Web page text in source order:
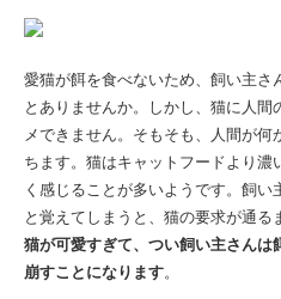
愛猫が餌を食べないため、飼い主さ
とありませんか。しかし、猫に人
メできません。そもそも、人間が
ちます。猫はキャットフードより濃
く感じることが多いようです。飼
と覚えてしまうと、猫の要求が通る
猫が可愛すぎて、つい飼い主さん
崩すことになります。